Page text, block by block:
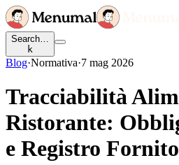
Search…
k
Blog·Normativa·7 mag 2026
Tracciabilità
Ristorante:
e Registro